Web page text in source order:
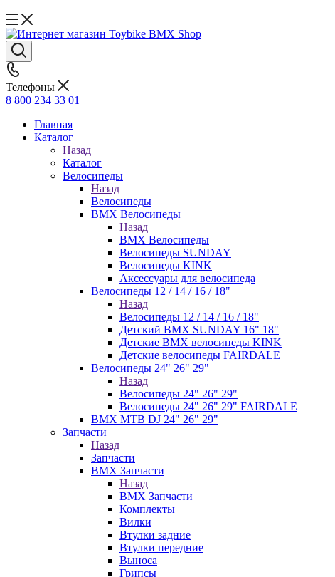
Телефоны
8 800 234 33 01
Главная
Каталог
Назад
Каталог
Велосипеды
Назад
Велосипеды
BMX Велосипеды
Назад
BMX Велосипеды
Велосипеды SUNDAY
Велосипеды KINK
Аксессуары для велосипеда
Велосипеды 12 / 14 / 16 / 18"
Назад
Велосипеды 12 / 14 / 16 / 18"
Детский BMX SUNDAY 16" 18"
Детские BMX велосипеды KINK
Детские велосипеды FAIRDALE
Велосипеды 24" 26" 29"
Назад
Велосипеды 24" 26" 29"
Велосипеды 24" 26" 29" FAIRDALE
BMX MTB DJ 24" 26" 29"
Запчасти
Назад
Запчасти
BMX Запчасти
Назад
BMX Запчасти
Комплекты
Вилки
Втулки задние
Втулки передние
Выноса
Грипсы